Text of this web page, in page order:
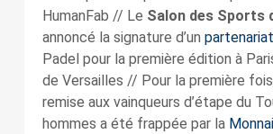
HumanFab // Le Salon des Sports
annoncé la signature d’un partenariat
Padel pour la première édition à
de Versailles // Pour la première
remise aux vainqueurs d’étape du
hommes a été frappée par la